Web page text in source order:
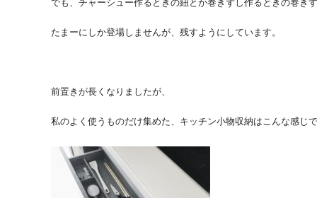
たまーにしか登場しませんが、残すようにしています。
前置きが長くなりましたが、
私のよく使うものだけ集めた、キッチン小物収納はこんな感じで